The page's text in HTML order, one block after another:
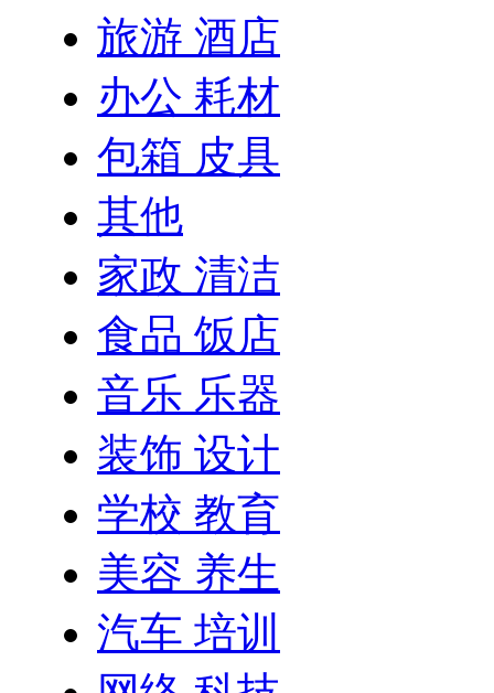
旅游 酒店
办公 耗材
包箱 皮具
其他
家政 清洁
食品 饭店
音乐 乐器
装饰 设计
学校 教育
美容 养生
汽车 培训